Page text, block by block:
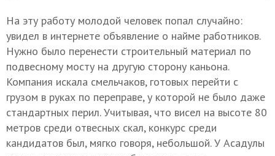
На эту работу молодой человек попал случайно:
увидел в интернете объявление о найме работников.
Нужно было перенести строительный материал по
подвесному мосту на другую сторону каньона.
Компания искала смельчаков, готовых перейти с
грузом в руках по переправе, у которой не было даже
стандартных перил. Учитывая, что висел на высоте 80
метров среди отвесных скал, конкурс среди
кандидатов был, мягко говоря, небольшой. У Асадулы